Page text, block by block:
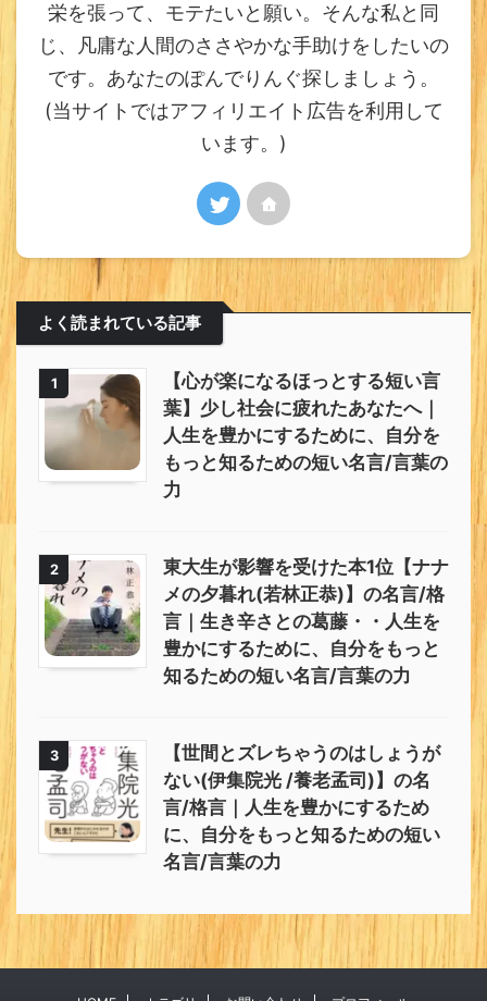
栄を張って、モテたいと願い。そんな私と同
じ、凡庸な人間のささやかな手助けをしたいの
です。あなたのぽんでりんぐ探しましょう。
(当サイトではアフィリエイト広告を利用して
います。)
よく読まれている記事
1
【心が楽になるほっとする短い言
葉】少し社会に疲れたあなたへ｜
人生を豊かにするために、自分を
もっと知るための短い名言/言葉の
力
2
東大生が影響を受けた本1位【ナナ
メの夕暮れ(若林正恭)】の名言/格
言｜生き辛さとの葛藤・・人生を
豊かにするために、自分をもっと
知るための短い名言/言葉の力
3
【世間とズレちゃうのはしょうが
ない(伊集院光 /養老孟司)】の名
言/格言｜人生を豊かにするため
に、自分をもっと知るための短い
名言/言葉の力